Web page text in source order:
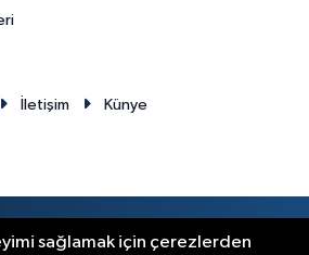
İletişim
Künye
sağlamak için çerezlerden